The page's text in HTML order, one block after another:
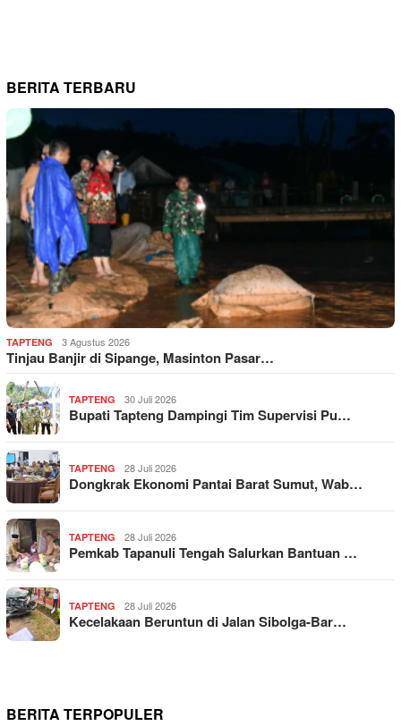
BERITA TERBARU
TAPTENG 3 Agustus 2026
Tinjau Banjir di Sipange, Masinton Pasar…
TAPTENG 30 Juli 2026
Bupati Tapteng Dampingi Tim Supervisi Pu…
TAPTENG 28 Juli 2026
Dongkrak Ekonomi Pantai Barat Sumut, Wab…
TAPTENG 28 Juli 2026
Pemkab Tapanuli Tengah Salurkan Bantuan …
TAPTENG 28 Juli 2026
Kecelakaan Beruntun di Jalan Sibolga-Bar…
BERITA TERPOPULER